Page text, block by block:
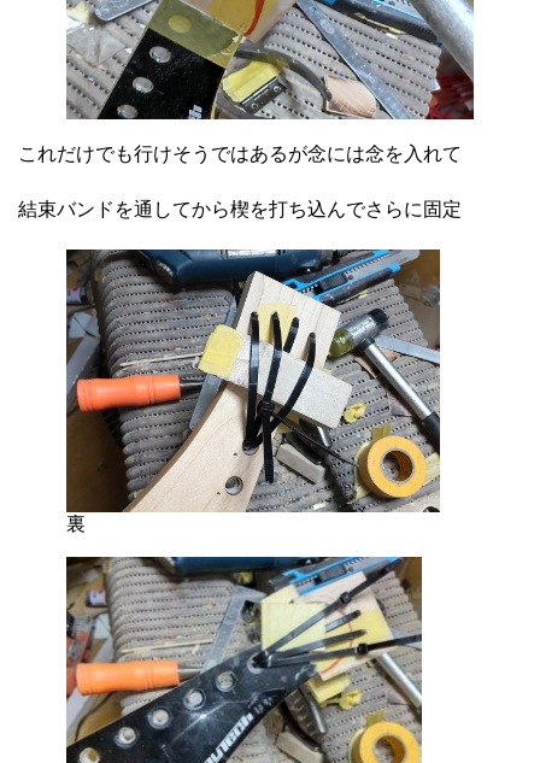
これだけでも行けそうではあるが念には念を入れて
結束バンドを通してから楔を打ち込んでさらに固定
裏